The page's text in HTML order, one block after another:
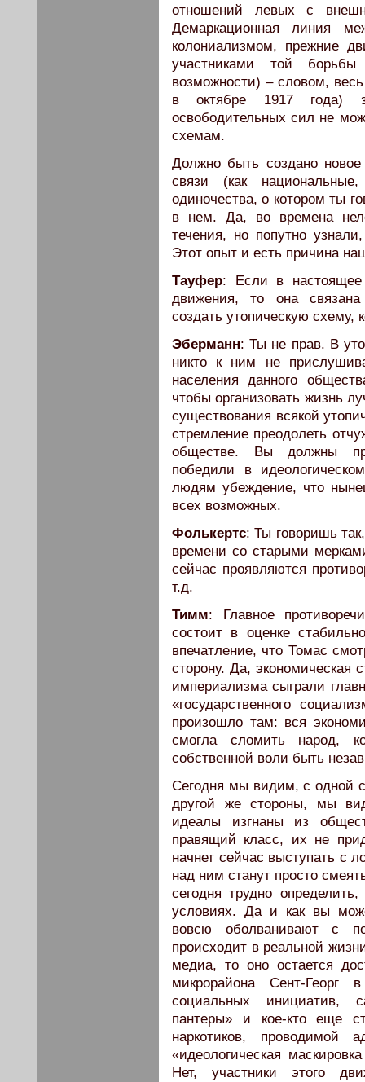
отношений левых с
Демаркационная линия
колониализмом, прежние
участниками той
возможности) – словом,
в октябре 1917 года)
освободительных сил не
схемам.
Должно быть создано новое
связи (как
одиночества, о котором ты
в нем. Да, во времена
течения, но попутно
Этот опыт и есть причина
Тауфер: Если в настоящее
движения, то она
создать утопическую схему,
Эберманн: Ты не прав. В
никто к ним не
населения данного
чтобы организовать жизнь
существования всякой
стремление преодолеть
обществе. Вы должны
победили в
людям убеждение, что
всех возможных.
Фолькертс: Ты говоришь
времени со старыми
сейчас проявляются
т.д.
Тимм: Главное
состоит в оценке
впечатление, что Томас
сторону. Да, экономическая
империализма сыграли
«государственного
произошло там: вся
смогла сломить народ,
собственной воли быть
Сегодня мы видим, с одной
другой же стороны, мы
идеалы изгнаны из
правящий класс, их не
начнет сейчас выступать с
над ним станут просто
сегодня трудно
условиях. Да и как вы
вовсю оболванивают с
происходит в реальной
медиа, то оно остается
микрорайона Сент-Георг
социальных инициатив,
пантеры» и кое-кто еще
наркотиков, проводимой
«идеологическая
Нет, участники этого